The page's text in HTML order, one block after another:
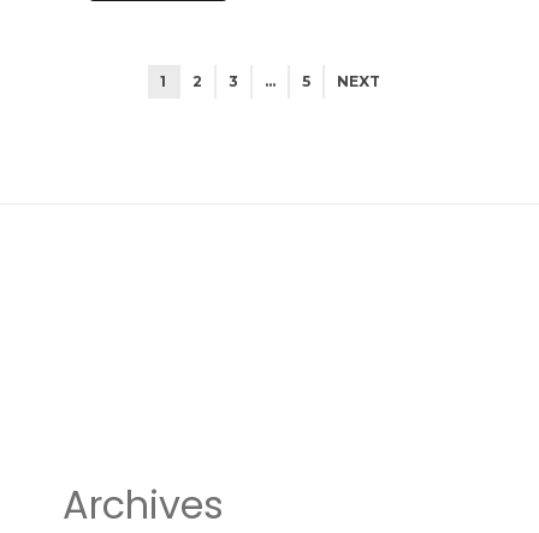
1 2 3 … 5 NEXT
Archives